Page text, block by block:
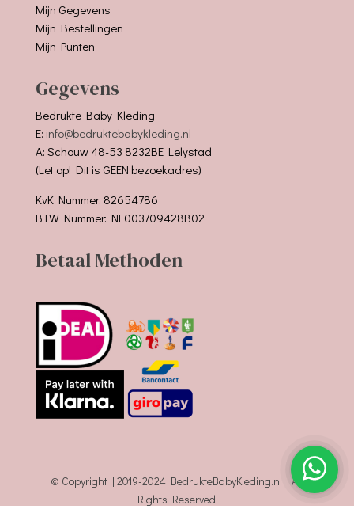
Mijn Gegevens
Mijn Bestellingen
Mijn Punten
Gegevens
Bedrukte Baby Kleding
E: info@bedruktebabykleding.nl
A: Schouw 48-53 8232BE Lelystad
(Let op! Dit is GEEN bezoekadres)
KvK Nummer: 82654786
BTW Nummer: NL003709428B02
Betaal Methoden
© Copyright | 2019-2024 BedrukteBabyKleding.nl | All
Rights Reserved